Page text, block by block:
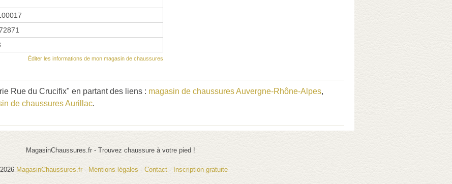
Éditer les informations de mon magasin de chaussures
Rue du Crucifix" en partant des liens : magasin de chaussures Auvergne-Rhône-Alpes,
de chaussures Aurillac.
MagasinChaussures.fr - Trouvez chaussure à votre pied !
MagasinChaussures.fr - Mentions légales - Contact - Inscription gratuite